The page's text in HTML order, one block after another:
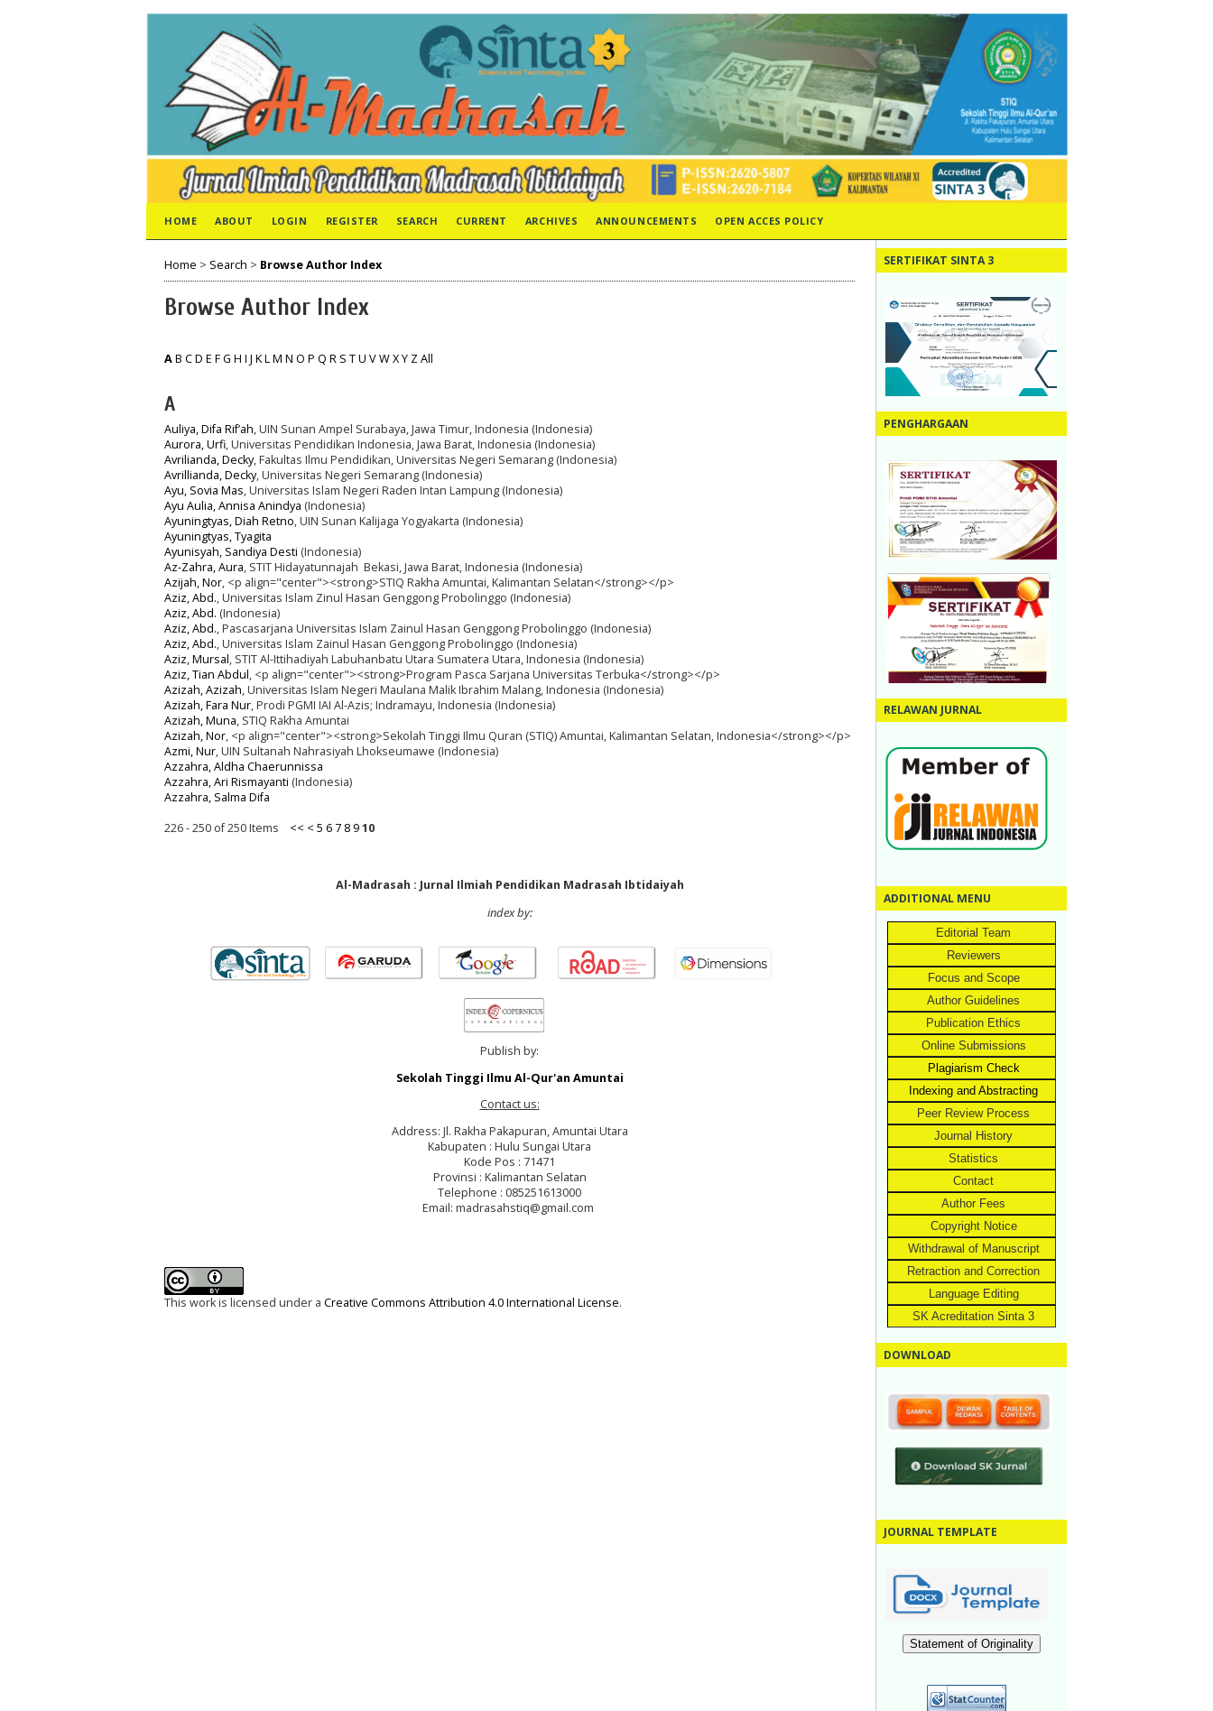
SERTIFIKAT SINTA 3
PENGHARGAAN
RELAWAN JURNAL
ADDITIONAL MENU
Editorial Team
Reviewers
Focus and Scope
Author Guidelines
Publication Ethics
Online Submissions
Plagiarism Check
Indexing and Abstracting
Peer Review Process
Journal History
Statistics
Contact
Author Fees
Copyright Notice
Withdrawal of Manuscript
Retraction and Correction
Language Editing
SK Acreditation Sinta 3
DOWNLOAD
JOURNAL TEMPLATE
Statement of Originality
HOME ABOUT LOGIN REGISTER SEARCH CURRENT ARCHIVES ANNOUNCEMENTS OPEN ACCES POLICY
Home > Search > Browse Author Index
Browse Author Index
AB CD E FG H I J KLM N O P Q R S TU VWXY ZAll
A
Auliya, Difa Rif’ah, UIN Sunan Ampel Surabaya, Jawa Timur, Indonesia (Indonesia)
Aurora, Urfi, Universitas Pendidikan Indonesia, Jawa Barat, Indonesia (Indonesia)
Avrilianda, Decky, Fakultas Ilmu Pendidikan, Universitas Negeri Semarang (Indonesia)
Avrillianda, Decky, Universitas Negeri Semarang (Indonesia)
Ayu, Sovia Mas, Universitas Islam Negeri Raden Intan Lampung (Indonesia)
Ayu Aulia, Annisa Anindya (Indonesia)
Ayuningtyas, Diah Retno, UIN Sunan Kalijaga Yogyakarta (Indonesia)
Ayuningtyas, Tyagita
Ayunisyah, Sandiya Desti (Indonesia)
Az-Zahra, Aura, STIT Hidayatunnajah Bekasi, Jawa Barat, Indonesia (Indonesia)
Azijah, Nor, <p align="center"><strong>STIQ Rakha Amuntai, Kalimantan Selatan</strong></p>
Aziz, Abd., Universitas Islam Zinul Hasan Genggong Probolinggo (Indonesia)
Aziz, Abd. (Indonesia)
Aziz, Abd., Pascasarjana Universitas Islam Zainul Hasan Genggong Probolinggo (Indonesia)
Aziz, Abd., Universitas Islam Zainul Hasan Genggong Probolinggo (Indonesia)
Aziz, Mursal, STIT Al-Ittihadiyah Labuhanbatu Utara Sumatera Utara, Indonesia (Indonesia)
Aziz, Tian Abdul, <p align="center"><strong>Program Pasca Sarjana Universitas Terbuka</strong></p>
Azizah, Azizah, Universitas Islam Negeri Maulana Malik Ibrahim Malang, Indonesia (Indonesia)
Azizah, Fara Nur, Prodi PGMI IAI Al-Azis; Indramayu, Indonesia (Indonesia)
Azizah, Muna, STIQ Rakha Amuntai
Azizah, Nor, <p align="center"><strong>Sekolah Tinggi Ilmu Quran (STIQ) Amuntai, Kalimantan Selatan, Indonesia</strong></p>
Azmi, Nur, UIN Sultanah Nahrasiyah Lhokseumawe (Indonesia)
Azzahra, Aldha Chaerunnissa
Azzahra, Ari Rismayanti (Indonesia)
Azzahra, Salma Difa
226 - 250 of 250 Items << < 5 6 7 8 910
Al-Madrasah : Jurnal Ilmiah Pendidikan Madrasah Ibtidaiyah
index by:
Publish by:
Sekolah Tinggi Ilmu Al-Qur'an Amuntai
Contact us:
Address: Jl. Rakha Pakapuran, Amuntai Utara
Kabupaten : Hulu Sungai Utara
Kode Pos : 71471
Provinsi : Kalimantan Selatan
Telephone : 085251613000
Email: madrasahstiq@gmail.com
This work is licensed under a Creative Commons Attribution 4.0 International License.